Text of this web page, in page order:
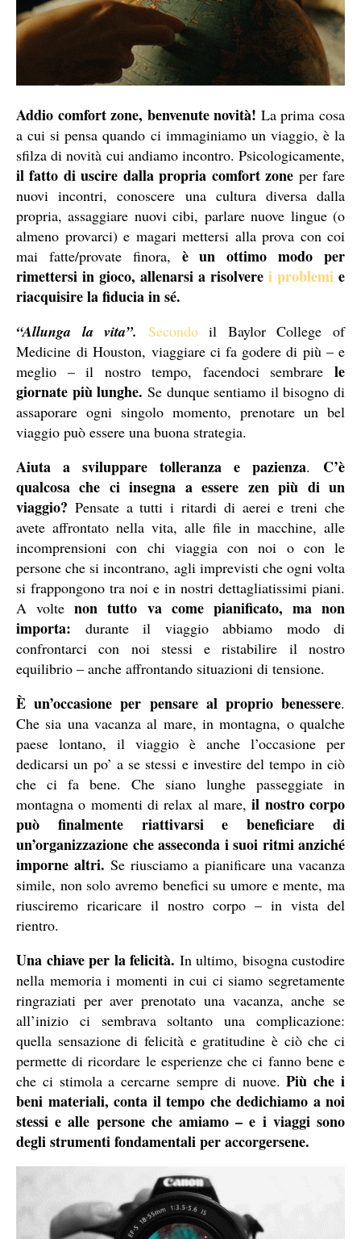
Addio comfort zone, benvenute novità! La prima cosa
a cui si pensa quando ci immaginiamo un viaggio, è la
sfilza di novità cui andiamo incontro. Psicologicamente,
il fatto di uscire dalla propria comfort zone per fare
nuovi incontri, conoscere una cultura diversa dalla
propria, assaggiare nuovi cibi, parlare nuove lingue (o
almeno provarci) e magari mettersi alla prova con coi
mai fatte/provate finora, è un ottimo modo per
rimettersi in gioco, allenarsi a risolvere i problemi e
riacquisire la fiducia in sé.
“Allunga la vita”. Secondoil Baylor College of
Medicine di Houston, viaggiare ci fa godere di più – e
meglio – il nostro tempo, facendoci sembrare le
giornate più lunghe. Se dunque sentiamo il bisogno di
assaporare ogni singolo momento, prenotare un bel
viaggio può essere una buona strategia.
Aiuta a sviluppare tolleranza e pazienza. C’è
qualcosa che ci insegna a essere zen più di un
viaggio? Pensate a tutti i ritardi di aerei e treni che
avete affrontato nella vita, alle file in macchine, alle
incomprensioni con chi viaggia con noi o con le
persone che si incontrano, agli imprevisti che ogni volta
si frappongono tra noi e in nostri dettagliatissimi piani.
A voltenon tutto va come pianificato, ma non
importa: durante il viaggio abbiamo modo di
confrontarci con noi stessi e ristabilire il nostro
equilibrio – anche affrontando situazioni di tensione.
È un’occasione per pensare al proprio benessere.
Che sia una vacanza al mare, in montagna, o qualche
paese lontano, il viaggio è anche l’occasione per
dedicarsi un po’ a se stessi e investire del tempo in ciò
che ci fa bene. Che siano lunghe passeggiate in
montagna o momenti di relax al mare,il nostro corpo
può finalmente riattivarsi e beneficiare di
un’organizzazione che asseconda i suoi ritmi anziché
imporne altri. Se riusciamo a pianificare una vacanza
simile, non solo avremo benefici su umore e mente, ma
riusciremo ricaricare il nostro corpo – in vista del
rientro.
Una chiave per la felicità. In ultimo, bisogna custodire
nella memoria i momenti in cui ci siamo segretamente
ringraziati per aver prenotato una vacanza, anche se
all’inizio ci sembrava soltanto una complicazione:
quella sensazione di felicità e gratitudine è ciò che ci
permette di ricordare le esperienze che ci fanno bene e
che ci stimola a cercarne sempre di nuove.Più che i
beni materiali, conta il tempo che dedichiamo a noi
stessi e alle persone che amiamo – e i viaggi sono
degli strumenti fondamentali per accorgersene.